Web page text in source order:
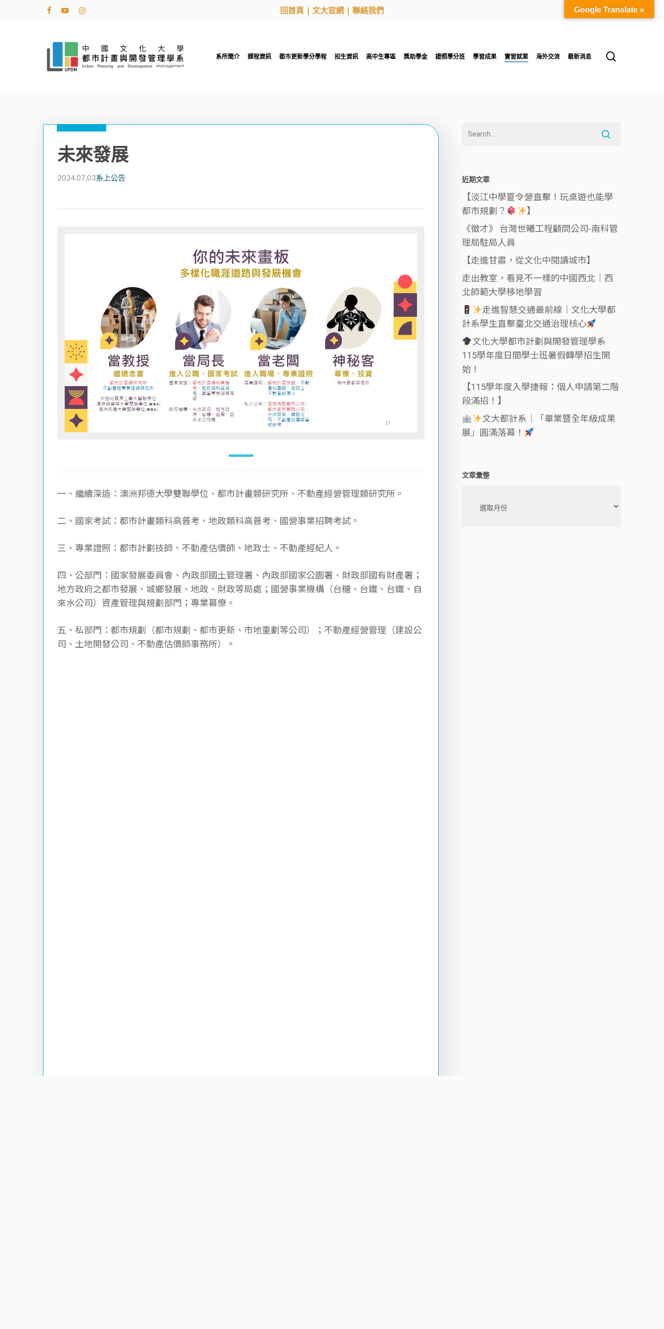
facebookyoutubeinstagram
回首頁| 文大官網| 聯絡我們
系所簡介 課程資訊 都市更新學分學程 招生資訊 高中生專區 獎助學金 證照學分班 學習成果 實習就業 海外交流 最新消息
未來發展
2024.07,03系上公告
一、繼續深造：澳洲邦德大學雙聯學位、都市計畫類研究所、不動產經營管理類研究所。
二、國家考試：都市計畫類科高普考、地政類科高普考、國營事業招聘考試。
三、專業證照：都市計劃技師、不動產估價師、地政士、不動產經紀人。
四、公部門：國家發展委員會、內政部國土管理署、內政部國家公園署、財政部國有財產署；
地方政府之都市發展、城鄉發展、地政、財政等局處；國營事業機構（台糖、台鐵、台鐵、自
來水公司）資產管理與規劃部門；專業幕僚。
五、私部門：都市規劃（都市規劃、都市更新、市地重劃等公司）；不動產經營管理（建設公
司、土地開發公司、不動產估價師事務所）。
近期文章
【淡江中學夏令營直擊！玩桌遊也能學
都市規劃？
】
《徵才》 台灣世曦工程顧問公司-南科管
理局駐局人員
【走進甘肅，從文化中閱讀城市】
走出教室，看見不一樣的中國西北｜西
北師範大學移地學習
走進智慧交通最前線｜文化大學都
計系學生直擊臺北交通治理核心
文化大學都市計劃與開發管理學系
115學年度日間學士班暑假轉學招生開
始！
【115學年度入學捷報：個人申請第二階
段滿招！】
文大都計系｜「畢業暨全年級成果
展」圓滿落幕！
文章彙整
Google Translate »